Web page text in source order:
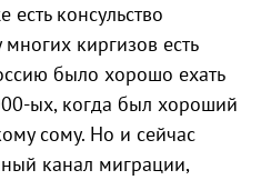
консульство
киргизов есть
было хорошо ехать
ых, когда был хороший
сому. Но и сейчас
канал миграции,